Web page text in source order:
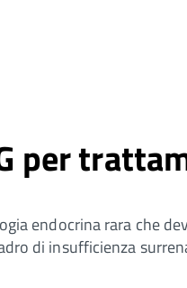
per
endocrina rara che
di insufficienza